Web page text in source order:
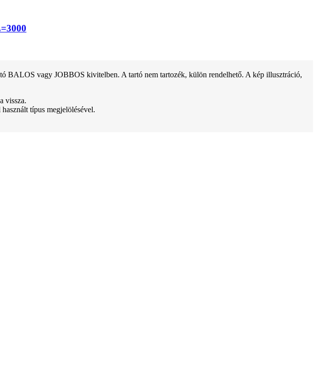
BALOS vagy JOBBOS kivitelben. A tartó nem tartozék, külön rendelhető. A kép illusztráció,
vissza.
típus megjelölésével.